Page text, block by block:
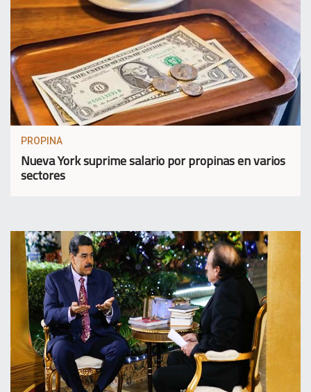
PROPINA
Nueva York suprime salario por propinas en varios
sectores